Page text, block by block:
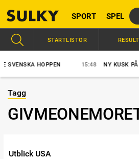
SPORT SPEL
HOPPEN 15:48 NY KUSK PÅ
STARTLISTOR
Tagg
Utblick USA